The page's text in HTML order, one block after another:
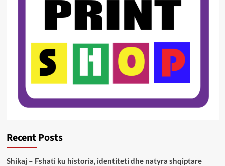
Recent Posts
Shikaj – Fshati ku historia, identiteti dhe natyra shqiptare